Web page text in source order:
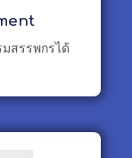
สรรพกรได้